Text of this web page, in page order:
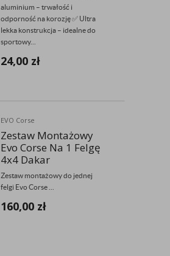
aluminium – trwałość i
odporność na korozję ✅ Ultra
lekka konstrukcja – idealne do
sportowy...
24,00 zł
EVO Corse
Zestaw Montażowy
Evo Corse Na 1 Felgę
4x4 Dakar
Zestaw montażowy do jednej
felgi Evo Corse ...
160,00 zł